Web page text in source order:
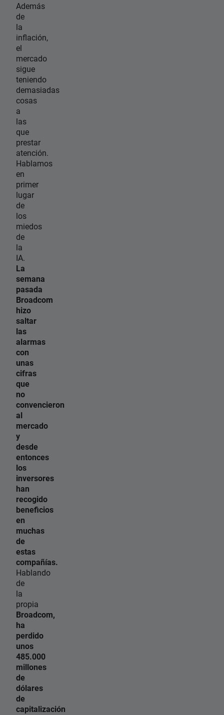
Además
de
la
inflación,
el
mercado
sigue
teniendo
demasiadas
cosas
a
las
que
prestar
atención.
Hablamos
en
primer
lugar
de
los
miedos
de
la
IA.
La
semana
pasada
Broadcom
hizo
saltar
las
alarmas
con
unas
cifras
que
no
convencieron
al
mercado
y
desde
entonces
los
inversores
han
recogido
beneficios
en
muchas
de
estas
compañías.
Hablando
de
la
propia
Broadcom,
ha
perdido
unos
485.000
millones
de
dólares
de
capitalización